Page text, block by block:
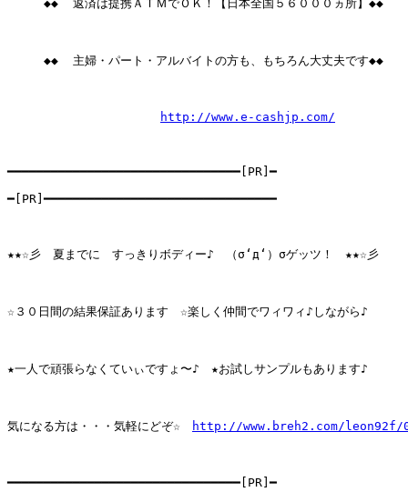
     ◆◆  返済は提携ＡＴＭでＯＫ！【日本全国５６０００ヵ所】◆◆
     ◆◆  主婦・パート・アルバイトの方も、もちろん大丈夫です◆◆
http://www.e-cashjp.com/
━━━━━━━━━━━━━━━━━━━━━━━━━━━━━━━━[PR]━
━[PR]━━━━━━━━━━━━━━━━━━━━━━━━━━━━━━━━
★★☆彡　夏までに　すっきりボディー♪　（σ‘д‘）σゲッツ！　★★☆彡
☆３０日間の結果保証あります　☆楽しく仲間でワィワィ♪しながら♪
★一人で頑張らなくていぃですょ〜♪　★お試しサンプルもあります♪
気になる方は・・・気軽にどぞ☆ http://www.breh2.com/leon92f/
━━━━━━━━━━━━━━━━━━━━━━━━━━━━━━━━[PR]━